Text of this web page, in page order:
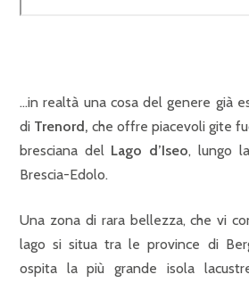
…in realtà una cosa del genere già
di Trenord, che offre piacevoli gite
bresciana del Lago d’Iseo, lungo
Brescia-Edolo.
Una zona di rara bellezza, che vi
lago si situa tra le province di
ospita la più grande isola